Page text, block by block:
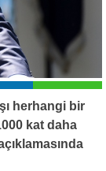
herhangi bir
kat daha